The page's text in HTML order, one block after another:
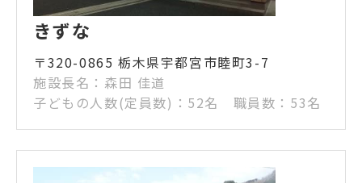
きずな
〒320-0865 栃木県宇都宮市睦町3-7
施設長名：森田 佳道
子どもの人数(定員数)：52名 職員数：53名